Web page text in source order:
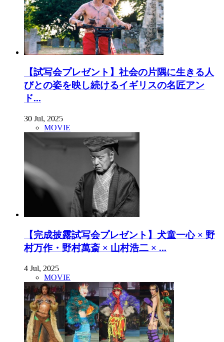
【試写会プレゼント】社会の片隅に生きる人
びとの姿を映し続けるイギリスの名匠アン
ド...
30 Jul, 2025
MOVIE
【完成披露試写会プレゼント】犬童一心 × 野
村万作・野村萬斎 × 山村浩二 × ...
4 Jul, 2025
MOVIE